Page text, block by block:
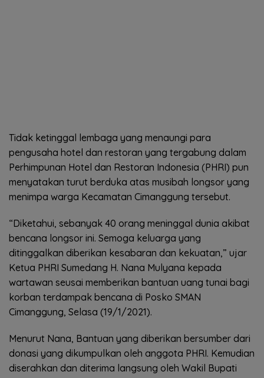
Tidak ketinggal lembaga yang menaungi para
pengusaha hotel dan restoran yang tergabung dalam
Perhimpunan Hotel dan Restoran Indonesia (PHRI) pun
menyatakan turut berduka atas musibah longsor yang
menimpa warga Kecamatan Cimanggung tersebut.
“Diketahui, sebanyak 40 orang meninggal dunia akibat
bencana longsor ini. Semoga keluarga yang
ditinggalkan diberikan kesabaran dan kekuatan,” ujar
Ketua PHRI Sumedang H. Nana Mulyana kepada
wartawan seusai memberikan bantuan uang tunai bagi
korban terdampak bencana di Posko SMAN
Cimanggung, Selasa (19/1/2021).
Menurut Nana, Bantuan yang diberikan bersumber dari
donasi yang dikumpulkan oleh anggota PHRI. Kemudian
diserahkan dan diterima langsung oleh Wakil Bupati